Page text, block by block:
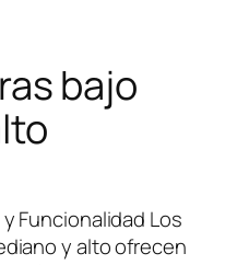
bajo
Funcionalidad Los
y alto ofrecen